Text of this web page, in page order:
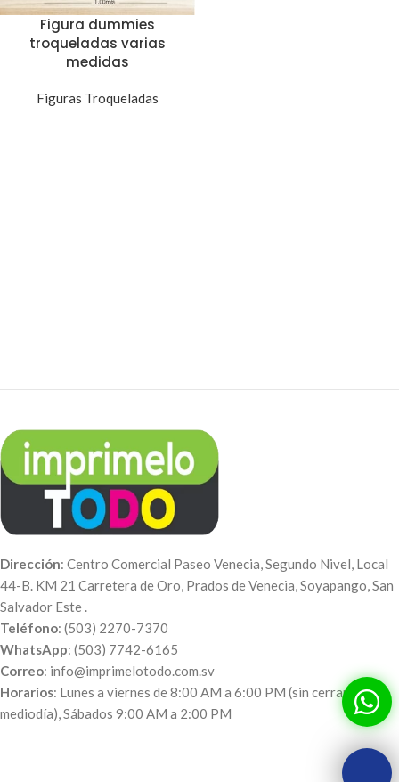
Figura dummies
troqueladas varias
medidas
Figuras Troqueladas
Dirección: Centro Comercial Paseo Venecia, Segundo Nivel, Local
44-B. KM 21 Carretera de Oro, Prados de Venecia, Soyapango, San
Salvador Este .
Teléfono: (503) 2270-7370
WhatsApp: (503) 7742-6165
Correo: info@imprimelotodo.com.sv
Horarios: Lunes a viernes de 8:00 AM a 6:00 PM (sin cerrar al
mediodía), Sábados 9:00 AM a 2:00 PM